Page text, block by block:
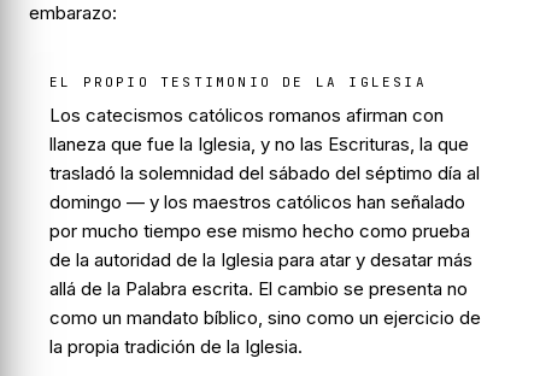
embarazo:
EL PROPIO TESTIMONIO DE LA IGLESIA
Los catecismos católicos romanos afirman con
llaneza que fue la Iglesia, y no las Escrituras, la que
trasladó la solemnidad del sábado del séptimo día al
domingo — y los maestros católicos han señalado
por mucho tiempo ese mismo hecho como prueba
de la autoridad de la Iglesia para atar y desatar más
allá de la Palabra escrita. El cambio se presenta no
como un mandato bíblico, sino como un ejercicio de
la propia tradición de la Iglesia.